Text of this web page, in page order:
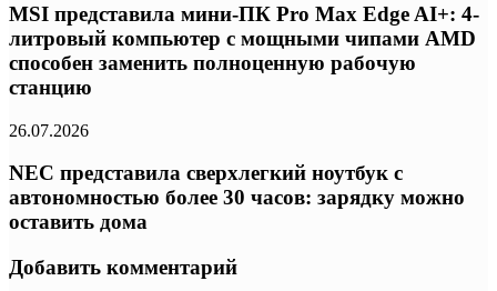
MSI представила мини-ПК Pro Max Edge AI+: 4-
литровый компьютер с мощными чипами AMD
способен заменить полноценную рабочую
станцию
26.07.2026
NEC представила сверхлегкий ноутбук с
автономностью более 30 часов: зарядку можно
оставить дома
Добавить комментарий